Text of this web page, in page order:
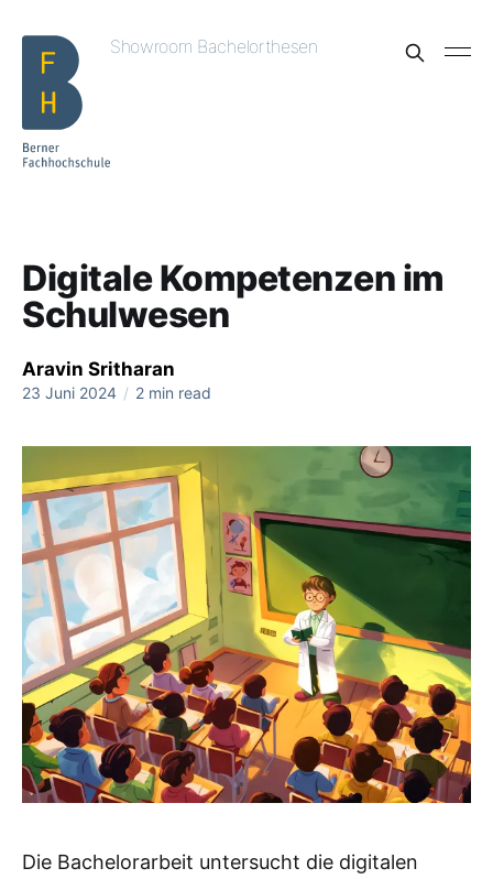
Showroom Bachelorthesen
Digitale Kompetenzen im
Schulwesen
Aravin Sritharan
23 Juni 2024 / 2 min read
Die Bachelorarbeit untersucht die digitalen